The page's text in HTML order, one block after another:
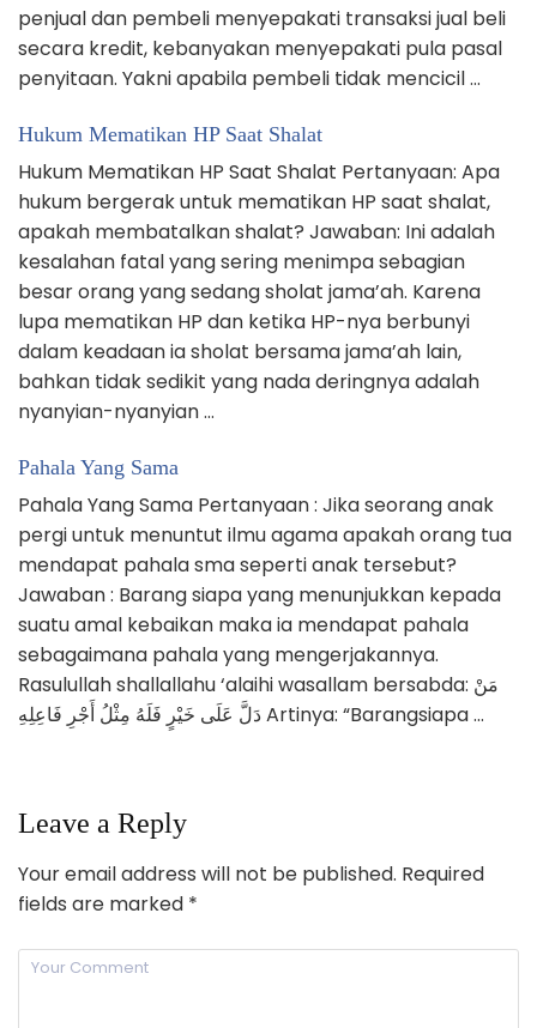
penjual dan pembeli menyepakati transaksi jual beli
secara kredit, kebanyakan menyepakati pula pasal
penyitaan. Yakni apabila pembeli tidak mencicil …
Hukum Mematikan HP Saat Shalat
Hukum Mematikan HP Saat Shalat Pertanyaan: Apa
hukum bergerak untuk mematikan HP saat shalat,
apakah membatalkan shalat? Jawaban: Ini adalah
kesalahan fatal yang sering menimpa sebagian
besar orang yang sedang sholat jama’ah. Karena
lupa mematikan HP dan ketika HP-nya berbunyi
dalam keadaan ia sholat bersama jama’ah lain,
bahkan tidak sedikit yang nada deringnya adalah
nyanyian-nyanyian …
Pahala Yang Sama
Pahala Yang Sama Pertanyaan : Jika seorang anak
pergi untuk menuntut ilmu agama apakah orang tua
mendapat pahala sma seperti anak tersebut?
Jawaban : Barang siapa yang menunjukkan kepada
suatu amal kebaikan maka ia mendapat pahala
sebagaimana pahala yang mengerjakannya.
Rasulullah shallallahu ‘alaihi wasallam bersabda: مَنْ
دَلَّ عَلَى خَيْرٍ فَلَهُ مِثْلُ أَجْرِ فَاعِلِهِ Artinya: “Barangsiapa …
Leave a Reply
Your email address will not be published. Required
fields are marked *